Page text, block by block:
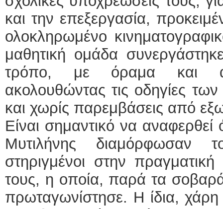
και την επεξεργασία,
ολοκληρωμένο
μαθητική ομάδα
τρόπο, με όραμα και
ακολουθώντας τις οδηγίες
και χωρίς παρεμβάσεις από
Είναι σημαντικό να
Μυτιλήνης διαμόρφωσαν
στηριγμένοι στην
τους, η οποία, παρά τα
πρωταγωνίστησε. Η ίδια, χάρη